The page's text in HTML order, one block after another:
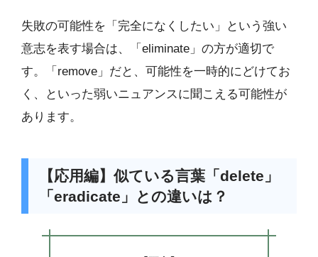
失敗の可能性を「完全になくしたい」という強い
意志を表す場合は、「eliminate」の方が適切で
す。「remove」だと、可能性を一時的にどけてお
く、といった弱いニュアンスに聞こえる可能性が
あります。
【応用編】似ている言葉「delete」
「eradicate」との違いは？